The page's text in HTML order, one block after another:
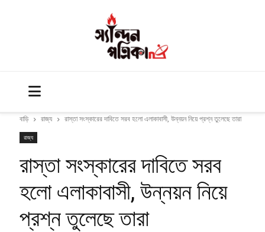
বাড়ি রাজ্য রাস্তা সংস্কারের দাবিতে সরব হলো এলাকাবাসী, উন্নয়ন নিয়ে প্রশ্ন তুলেছে তারা
রাজ্য
রাস্তা সংস্কারের দাবিতে সরব
হলো এলাকাবাসী, উন্নয়ন নিয়ে
প্রশ্ন তুলেছে তারা